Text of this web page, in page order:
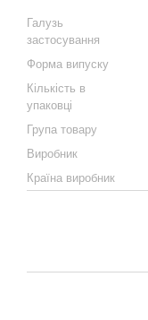
Галузь
застосування
Форма випуску
Кількість в
упаковці
Група товару
Виробник
Країна виробник